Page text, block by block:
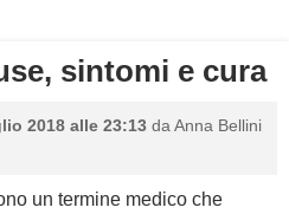
sintomi e cura
2018 alle 23:13 da Anna Bellini
un termine medico che